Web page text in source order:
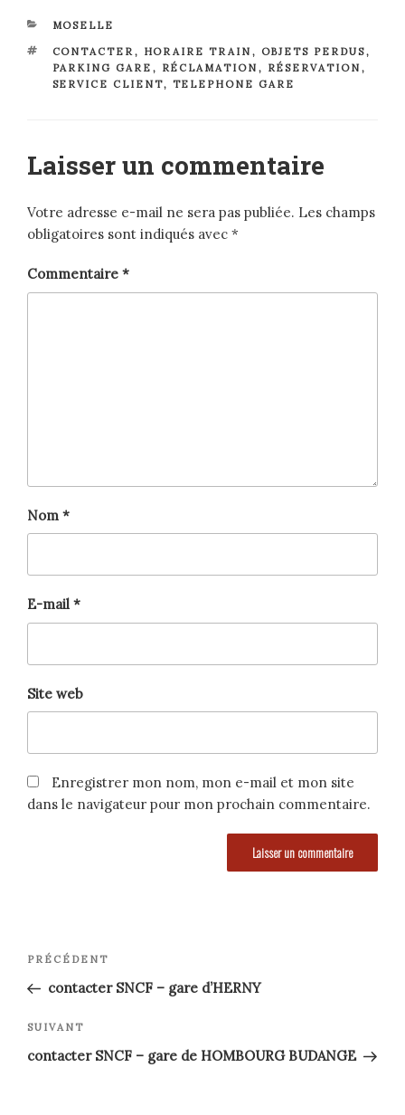
CATÉGORIES
MOSELLE
ÉTIQUETTES
CONTACTER, HORAIRE TRAIN , OBJETS PERDUS,
PARKING GARE , RÉCLAMATION , RÉSERVATION ,
SERVICE CLIENT, TELEPHONE GARE
Laisser un commentaire
Votre adresse e-mail ne sera pas publiée. Les champs
obligatoires sont indiqués avec *
Commentaire *
Nom *
E-mail *
Site web
Enregistrer mon nom, mon e-mail et mon site
dans le navigateur pour mon prochain commentaire.
Navigation
de
l’article
Article
précédent
PRÉCÉDENT
contacter SNCF – gare d’HERNY
Article
suivant
SUIVANT
contacter SNCF – gare de HOMBOURG BUDANGE